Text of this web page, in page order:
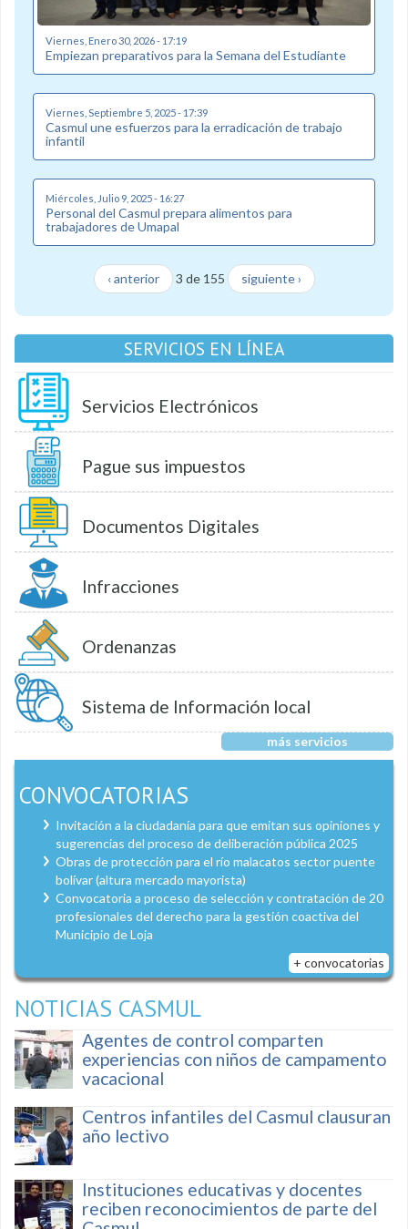
Viernes, Enero 30, 2026 - 17:19
Empiezan preparativos para la Semana del Estudiante
Viernes, Septiembre 5, 2025 - 17:39
Casmul une esfuerzos para la erradicación de trabajo
infantil
Miércoles, Julio 9, 2025 - 16:27
Personal del Casmul prepara alimentos para
trabajadores de Umapal
‹ anterior 3 de 155 siguiente ›
SERVICIOS EN LÍNEA
Servicios Electrónicos
Pague sus impuestos
Documentos Digitales
Infracciones
Ordenanzas
Sistema de Información local
más servicios
CONVOCATORIAS
Invitación a la ciudadanía para que emitan sus opiniones y
sugerencias del proceso de deliberación pública 2025
Obras de protección para el río malacatos sector puente
bolívar (altura mercado mayorista)
Convocatoria a proceso de selección y contratación de 20
profesionales del derecho para la gestión coactiva del
Municipio de Loja
+ convocatorias
NOTICIAS CASMUL
Agentes de control comparten
experiencias con niños de campamento
vacacional
Centros infantiles del Casmul clausuran
año lectivo
Instituciones educativas y docentes
reciben reconocimientos de parte del